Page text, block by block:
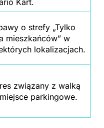
Kart.
o strefy „Tylko
mieszkańców” w
lokalizacjach.
związany z walką
parkingowe.